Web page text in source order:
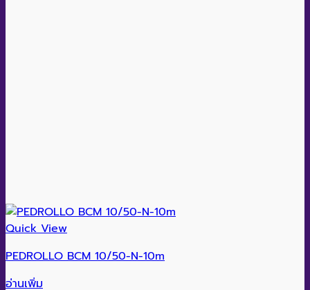
Quick View
PEDROLLO BCM 10/50-N-10m
อ่านเพิ่ม